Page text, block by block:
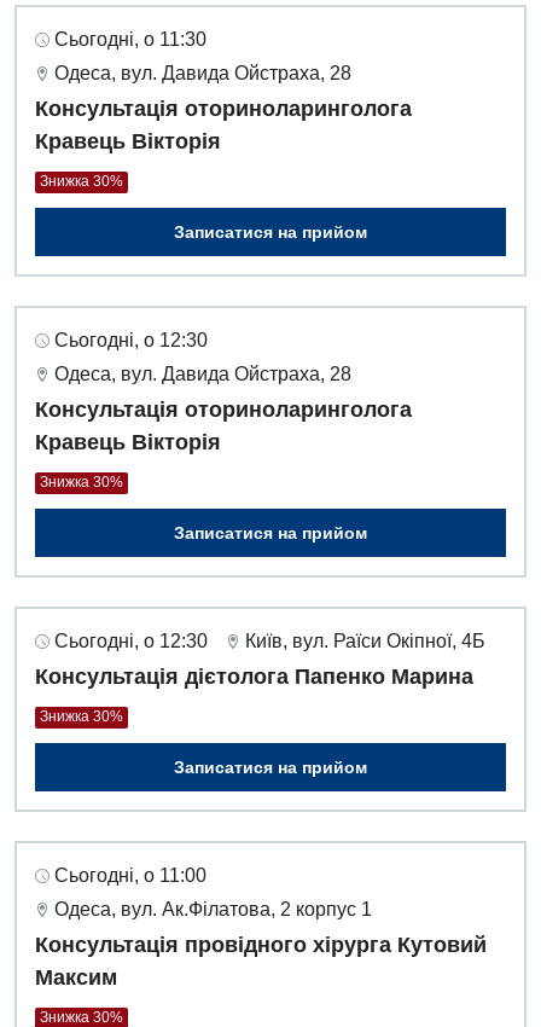
Сьогодні, о 11:30
Одеса, вул. Давида Ойстраха, 28
Консультація оториноларинголога
Кравець Вікторія
Знижка 30%
Записатися на прийом
Сьогодні, о 12:30
Одеса, вул. Давида Ойстраха, 28
Консультація оториноларинголога
Кравець Вікторія
Знижка 30%
Записатися на прийом
Сьогодні, о 12:30 Київ, вул. Раїси Окіпної, 4Б
Консультація дієтолога Папенко Марина
Знижка 30%
Записатися на прийом
Сьогодні, о 11:00
Одеса, вул. Ак.Філатова, 2 корпус 1
Консультація провідного хірурга Кутовий
Максим
Знижка 30%